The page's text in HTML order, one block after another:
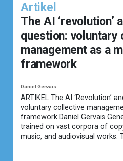
Artikel
The AI ‘revolution’
question: voluntary
management as a
framework
Daniel Gervais
ARTIKEL The AI ‘Revolution’
voluntary collective
framework Daniel Gervais
trained on vast corpora of
music, and audiovisual works.